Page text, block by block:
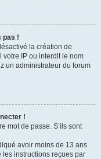
pas !
la création de
IP ou interdit le nom
un administrateur du forum
!
mot de passe. S’ils sont
avoir moins de 13 ans
les instructions reçues par